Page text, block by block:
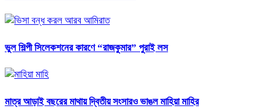
ভুল শিল্পী সিলেকশনের কারণে “রাজকুমার” পুরাই লস
মাত্র আড়াই বছরের মাথায় দ্বিতীয় সংসারও ভাঙল মাহিয়া মাহির